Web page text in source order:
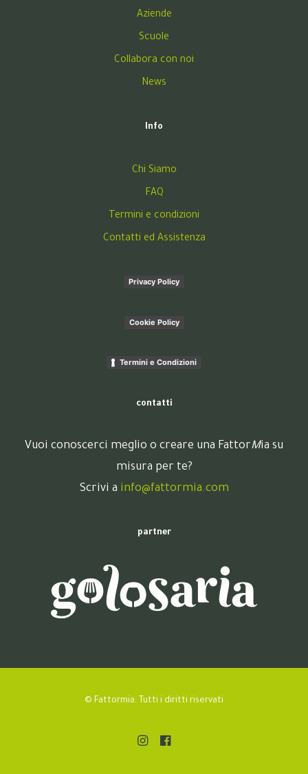
Aziende
Scuole
Collabora con noi
News
Info
Chi Siamo
FAQ
Termini e condizioni
Contatti ed Assistenza
Privacy Policy
Cookie Policy
Termini e Condizioni
contatti
Vuoi conoscerci meglio o creare una FattorMia su
misura per te?
Scrivi a info@fattormia.com
partner
© Fattormia. Tutti i diritti riservati